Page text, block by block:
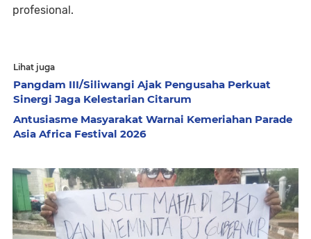
profesional.
Lihat juga
Pangdam III/Siliwangi Ajak Pengusaha Perkuat
Sinergi Jaga Kelestarian Citarum
Antusiasme Masyarakat Warnai Kemeriahan Parade
Asia Africa Festival 2026